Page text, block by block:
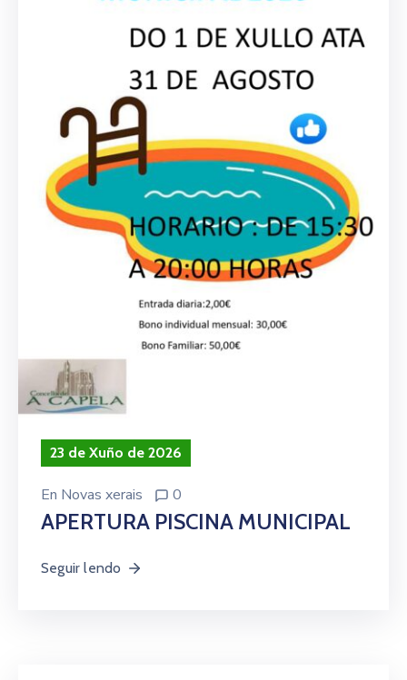
23 de Xuño de 2026
En Novas xerais 0
APERTURA PISCINA MUNICIPAL
Seguir lendo